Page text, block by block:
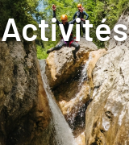
Activités